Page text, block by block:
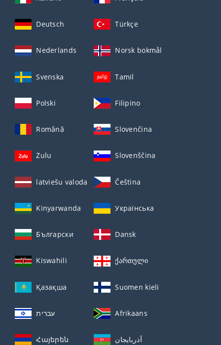
Deutsch Türkçe
Nederlands Norsk bokmål
Svenska Tamil
Polski Filipino
Română Slovenčina
Zulu Slovenščina
latviešu valoda Čeština
Kinyarwanda Українська
Български Dansk
Kiswahili ქართული
Қазақша Suomen kieli
עברית Afrikaans
Հայերեն آذربايجان